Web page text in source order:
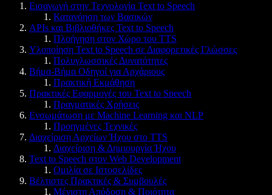
Εισαγωγή στην Τεχνολογία Text to Speech
Κατανόηση των Βασικών
APIs και Βιβλιοθήκες Text to Speech
Πλοήγηση στον Χώρο του TTS
Υλοποίηση Text to Speech σε Διαφορετικές Γλώσσες
Πολυγλωσσικές Δυνατότητες
Βήμα-Βήμα Οδηγοί για Αρχάριους
Πρακτική Εκμάθηση
Πρακτικές Εφαρμογές του Text to Speech
Πραγματικές Χρήσεις
Ενσωμάτωση με Machine Learning και NLP
Προηγμένες Τεχνικές
Διαχείριση Αρχείων Ήχου στο TTS
Διαχείριση & Δημιουργία Ήχου
Text to Speech στον Web Development
Ομιλία σε Ιστοσελίδες
Βέλτιστες Πρακτικές & Συμβουλές
Μέγιστη Απόδοση & Ποιότητα